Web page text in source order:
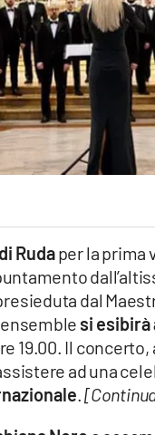
Rudaper la prima
dal
si esibirà
19.00. Il
ad una
.